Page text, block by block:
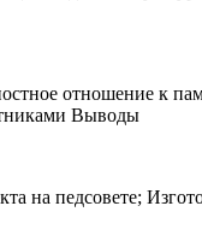
отношение к
Выводы
на педсовете;